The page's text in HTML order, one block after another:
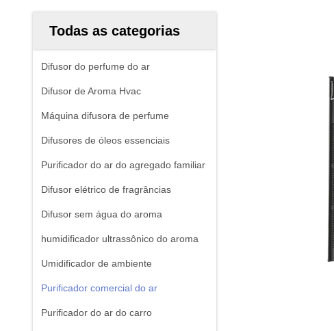
Todas as categorias
Difusor do perfume do ar
Difusor de Aroma Hvac
Máquina difusora de perfume
Difusores de óleos essenciais
Purificador do ar do agregado familiar
Difusor elétrico de fragrâncias
Difusor sem água do aroma
humidificador ultrassônico do aroma
Umidificador de ambiente
Purificador comercial do ar
Purificador do ar do carro